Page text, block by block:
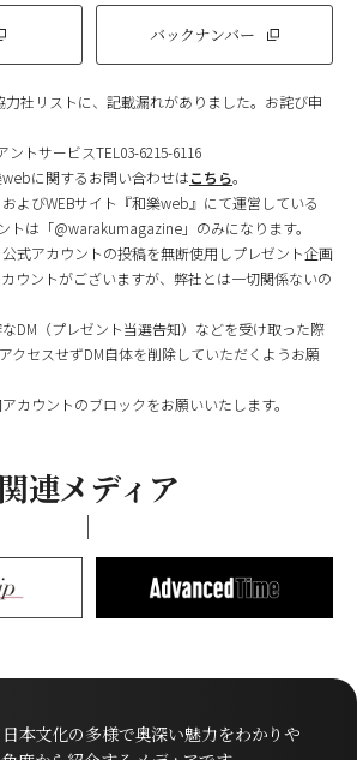
バックナンバー
力社リストに、記載漏れがありました。お詫び申
トサービスTEL03-6215-6116
に関するお問い合わせはこちら。
よびWEBサイト『和樂web』にて運営している
トは「@warakumagazine」のみになります。
式アカウントの投稿を無断使用しプレゼント企画
ウントがございますが、弊社とは一切関係ないの
DM（プレゼント当選告知）などを受け取った際
クセスせずDM自体を削除していただくようお願
カウントのブロックをお願いいたします。
関連メディア
本文化の多様で奥深い魅力をわかりや